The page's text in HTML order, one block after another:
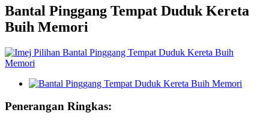
Bantal Pinggang Tempat Duduk Kereta
Buih Memori
Penerangan Ringkas: